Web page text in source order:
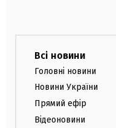
Всі новини
Головні новини
Новини України
Прямий ефір
Відеоновини